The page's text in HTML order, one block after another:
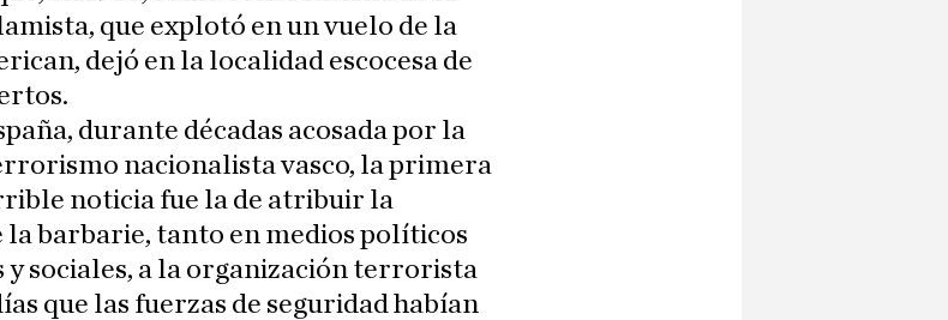
que explotó en un vuelo de la
dejó en la localidad escocesa de
durante décadas acosada por la
nacionalista vasco, la primera
noticia fue la de atribuir la
la barbarie, tanto en medios políticos
sociales, a la organización terrorista
que las fuerzas de seguridad habían